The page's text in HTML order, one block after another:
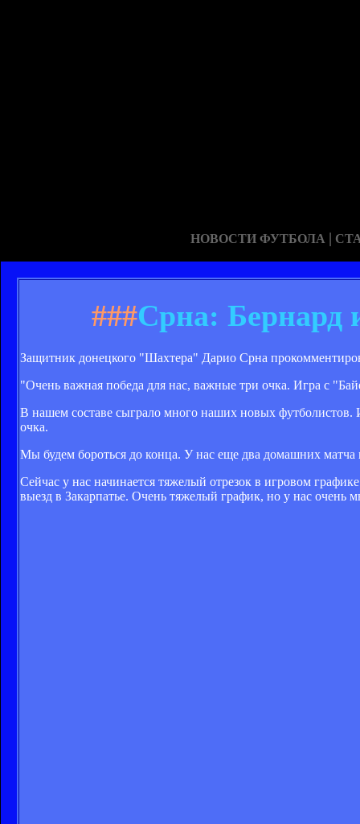
НОВОСТИ ФУТБОЛА |
###Срна: Бернард
Защитник донецкого "Шахтера" Дарио Срна
"Очень важная победа для нас, важные три очка. Игра с
В нашем составе сыграло много наших новых
очка.
Мы будем бороться до конца. У нас еще два домашних
Сейчас у нас начинается тяжелый отрезок в игровом
выезд в Закарпатье. Очень тяжелый график, но у нас очень